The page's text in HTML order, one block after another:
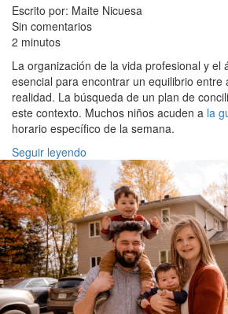
Escrito por: Maite Nicuesa
Sin comentarios
2 minutos
La organización de la vida profesional y el
esencial para encontrar un equilibrio entre
realidad. La búsqueda de un plan de
este contexto. Muchos niños acuden a la
horario específico de la semana.
Seguir leyendo